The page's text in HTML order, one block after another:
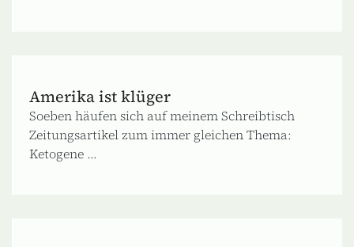
Amerika ist klüger
Soeben häufen sich auf meinem Schreibtisch
Zeitungsartikel zum immer gleichen Thema:
Ketogene ...